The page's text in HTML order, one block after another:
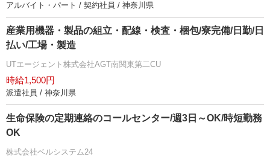
アルバイト・パート / 契約社員 / 神奈川県
産業用機器・製品の組立・配線・検査・梱包/寮完備/日勤/日
払い/工場・製造
UTエージェント株式会社AGT南関東第二CU
時給1,500円
派遣社員 / 神奈川県
生命保険の定期連絡のコールセンター/週3日～OK/時短勤務
OK
株式会社ベルシステム24